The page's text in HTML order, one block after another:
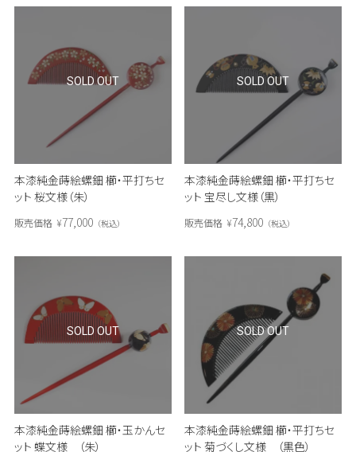
本漆純金蒔絵螺鈿 櫛・平打ちセ
ット 桜文様（朱）
販売価格 ¥77,000 税込
SOLD OUT
本漆純金蒔絵螺鈿 櫛・平打ちセ
ット 宝尽し文様（黒）
販売価格 ¥74,800 税込
SOLD OUT
本漆純金蒔絵螺鈿 櫛・玉かんセ
ット 蝶文様 （朱）
SOLD OUT
本漆純金蒔絵螺鈿 櫛・平打ちセ
ット 菊づくし文様 （黒色）
SOLD OUT